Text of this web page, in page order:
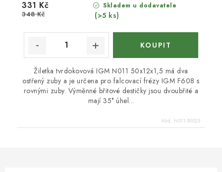
Skladem u dodavatele
(>5 ks)
331 Kč
348 Kč
Žiletka tvrdokovová IGM N011 50x12x1,5 má dva
ostřený zuby a je určena pro falcovací frézy IGM F608 s
rovnými zuby. Výměnné břitové destičky jsou dvoubřité a
mají 35° úhel...
Kód: N011-50025